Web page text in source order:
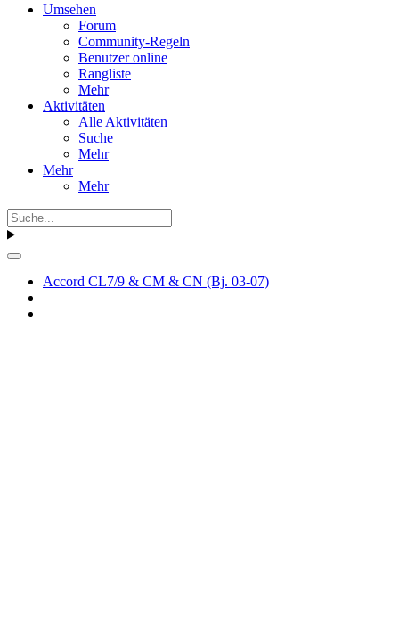
Umsehen
Forum
Community-Regeln
Benutzer online
Rangliste
Mehr
Aktivitäten
Alle Aktivitäten
Suche
Mehr
Mehr
Mehr
Accord CL7/9 & CM & CN (Bj. 03-07)